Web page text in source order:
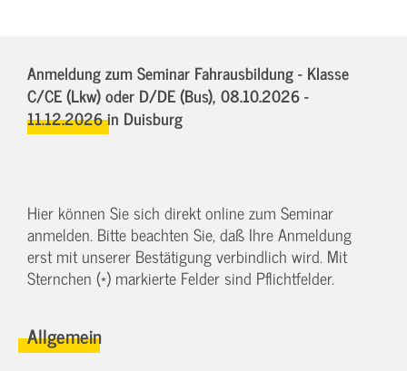
Anmeldung zum Seminar Fahrausbildung - Klasse
C/CE (Lkw) oder D/DE (Bus), 08.10.2026 -
11.12.2026in Duisburg
Hier können Sie sich direkt online zum Seminar
anmelden. Bitte beachten Sie, daß Ihre Anmeldung
erst mit unserer Bestätigung verbindlich wird. Mit
Sternchen (*) markierte Felder sind Pflichtfelder.
Allgemein